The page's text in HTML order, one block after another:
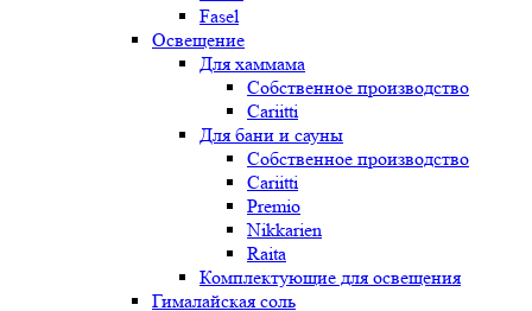
Fasel
Освещение
Для хаммама
Собственное производство
Cariitti
Для бани и сауны
Собственное производство
Cariitti
Premio
Nikkarien
Raita
Комплектующие для освещения
Гималайская соль